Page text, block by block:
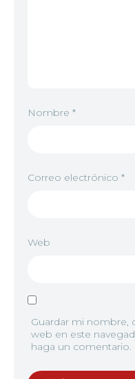
Nombre *
Correo electrónico *
Web
Guardar mi nombre,
web en este
haga un comentario.